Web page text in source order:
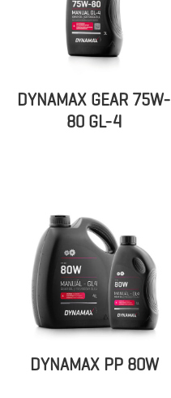
DYNAMAX GEAR 75W-
80 GL-4
DYNAMAX PP 80W